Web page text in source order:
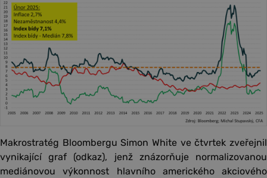
Makrostratég Bloombergu Simon White ve čtvrtek zveřejnil
vynikající graf (odkaz), jenž znázorňuje normalizovanou
mediánovou výkonnost hlavního amerického akciového